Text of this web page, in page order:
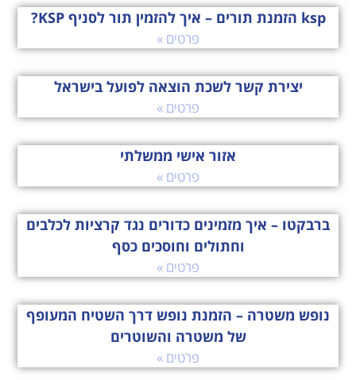
ksp הזמנת תורים – איך להזמין תור לסניף KSP?
פרטים »
יצירת קשר לשכת הוצאה לפועל בישראל
פרטים »
אזור אישי ממשלתי
פרטים »
ברבקטו – איך מזמינים כדורים נגד קרציות לכלבים
וחתולים וחוסכים כסף
פרטים »
נופש משטרה – הזמנת נופש דרך השטיח המעופף
של משטרה והשוטרים
פרטים »